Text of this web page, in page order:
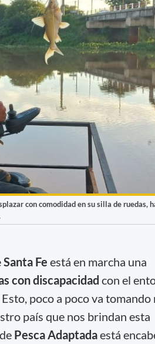
con comodidad en su silla de ruedas,
Santa Fe está en marcha una
con discapacidad con el
Esto, poco a poco va tomando
país que nos brindan esta
Pesca Adaptadaestá